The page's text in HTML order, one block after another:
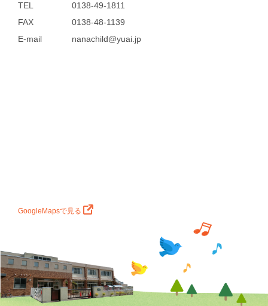
TEL
0138-49-1811
FAX
0138-48-1139
E-mail
nanachild@yuai.jp
GoogleMapsで見る